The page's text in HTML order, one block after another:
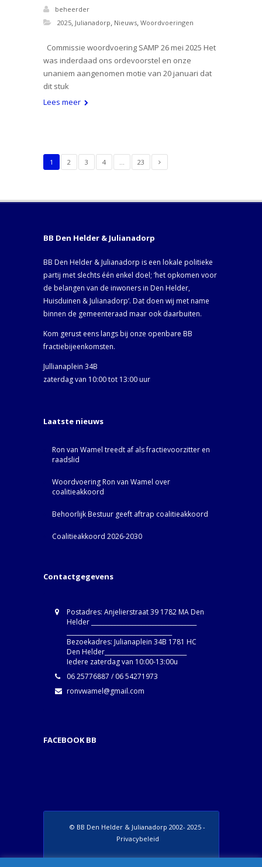
beheerder
2025, Julianadorp, Nieuws, Woordvoeringen
Commissie woordvoering SAMP 26 mei 2025 Het
was inderdaad ons ordevoorstel en onze
unaniem aangenomen motie van 20 januari dat
dit stuk
Lees meer
1 2 3 4 … 23
BB Den Helder & Julianadorp
BB Den Helder & Julianadorp is een lokale politieke
partij met slechts één enkel doel; ‘het opkomen voor
de belangen van de inwoners in Den Helder,
Huisduinen & Julianadorp‘. Dat doen wij met name
binnen de gemeenteraad maar ook daarbuiten.
Kom gerust eens langs bij onze openbare BB
fractiebijeenkomsten.
Jullianaplein 34B
zaterdag van 10:00 tot 13:00 uur
Laatste nieuws
Ron van Wamel treedt af als fractievoorzitter en
raadslid
Woordvoering Ron van Wamel over
coalitieakkoord
Behoorlijk Bestuur geeft aftrap coalitieakkoord
Coalitieakkoord 2026-2030
Contactgegevens
Postadres: Anjelierstraat 39 1782 MA Den
Helder ____________________________________
Bezoekadres: Julianaplein 34B 1781 HC
Den Helder____________________________
Iedere zaterdag van 10:00-13:00u
06 25776887 / 06 54271973
ronvwamel@gmail.com
FACEBOOK BB
© BB Den Helder & Julianadorp 2002- 2025 -
Privacybeleid